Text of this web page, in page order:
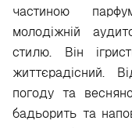
частиною
молодіжній
стилю. Він
життєрадісний.
погоду та
бадьорить та